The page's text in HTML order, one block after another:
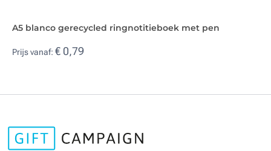
A5 blanco gerecycled ringnotitieboek met pen
Prijs vanaf: € 0,79